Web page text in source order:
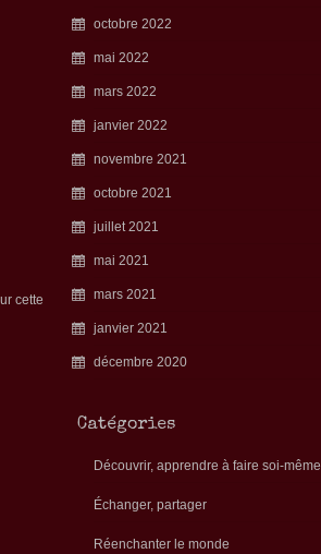
cette
octobre 2022
mai 2022
mars 2022
janvier 2022
novembre 2021
octobre 2021
juillet 2021
mai 2021
mars 2021
janvier 2021
décembre 2020
Catégories
Découvrir, apprendre à faire soi-même
Échanger, partager
Réenchanter le monde